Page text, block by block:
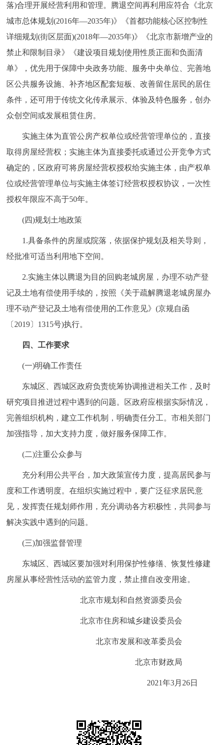
落)合理开展经营利用和管理。腾退空间再利用应符合《北京
城市总体规划(2016年—2035年)》《首都功能核心区控制性
详细规划(街区层面)(2018年—2035年)》《北京市新增产业的
禁止和限制目录》《建设项目规划使用性质正面和负面清
单》，优先用于保障中央政务功能、服务中央单位、完善地
区公共服务设施、补齐地区配套短板、改善留住居民的居住
条件，还可用于传统文化传承展示、体验及特色服务，创办
众创空间或发展租赁住房。
实施主体为直管公房产权单位或经营管理单位的，直接
取得房屋经营权；实施主体为直接委托或通过公开竞争方式
确定的，区政府可将房屋经营权授权给实施主体，由产权单
位或经营管理单位与实施主体签订经营权授权协议，一次性
授权年限应不高于50年。
(四)规划土地政策
1.具备条件的房屋或院落，依据保护规划及相关导则，
经批准可适当利用地下空间。
2.实施主体以腾退为目的回购老城房屋，办理不动产登
记及土地有偿使用手续的，按照《关于疏解腾退老城房屋办
理不动产登记及土地有偿使用的工作意见》(京规自函
〔2019〕1315号)执行。
四、工作要求
(一)明确工作责任
东城区、西城区政府负责统筹协调推进相关工作，及时
研究项目推进过程中遇到的问题。区政府应根据实际情况，
完善组织机构，建立工作机制，明确责任分工。市相关部门
加强指导，加大支持力度，做好服务保障工作。
(二)注重公众参与
充分利用公共平台，加大政策宣传力度，提高居民参与
度和工作透明度。在组织实施过程中，要广泛征求居民意
见，发挥责任规划师作用，充分调动各方积极性，共同参与
解决实践中遇到的问题。
(三)加强监督管理
东城区、西城区要加强对利用保护性修缮、恢复性修建
房屋从事经营性活动的监管力度，禁止擅自改变用途。
北京市规划和自然资源委员会
北京市住房和城乡建设委员会
北京市发展和改革委员会
北京市财政局
2021年3月26日